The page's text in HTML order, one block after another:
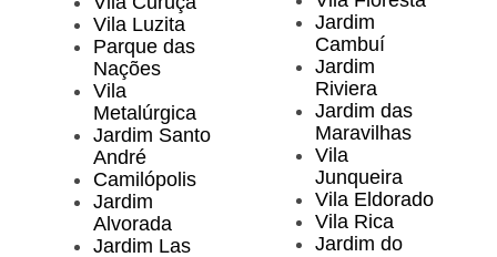
Vila Luzita
Parque das
Nações
Vila
Metalúrgica
Jardim Santo
André
Camilópolis
Jardim
Alvorada
Jardim Las
Jardim
Cambuí
Jardim
Riviera
Jardim das
Maravilhas
Vila
Junqueira
Vila Eldorado
Vila Rica
Jardim do